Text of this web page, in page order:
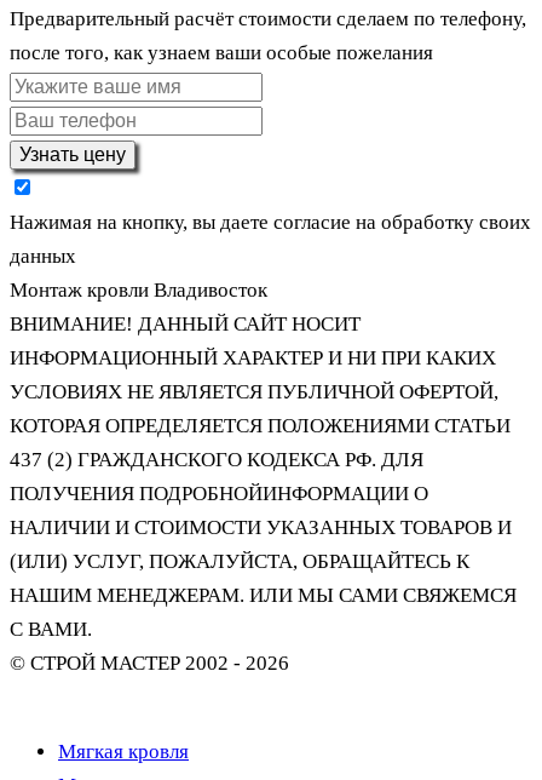
Предварительный расчёт стоимости сделаем по телефону,
после того, как узнаем ваши особые пожелания
Узнать цену
Нажимая на кнопку, вы даете согласие на обработку своих
данных
Монтаж кровли Владивосток
ВНИМАНИЕ! ДАННЫЙ САЙТ НОСИТ
ИНФОРМАЦИОННЫЙ ХАРАКТЕР И НИ ПРИ КАКИХ
УСЛОВИЯХ НЕ ЯВЛЯЕТСЯ ПУБЛИЧНОЙ ОФЕРТОЙ,
КОТОРАЯ ОПРЕДЕЛЯЕТСЯ ПОЛОЖЕНИЯМИ СТАТЬИ
437 (2) ГРАЖДАНСКОГО КОДЕКСА РФ. ДЛЯ
ПОЛУЧЕНИЯ ПОДРОБНОЙИНФОРМАЦИИ О
НАЛИЧИИ И СТОИМОСТИ УКАЗАННЫХ ТОВАРОВ И
(ИЛИ) УСЛУГ, ПОЖАЛУЙСТА, ОБРАЩАЙТЕСЬ К
НАШИМ МЕНЕДЖЕРАМ. ИЛИ МЫ САМИ СВЯЖЕМСЯ
С ВАМИ.
© СТРОЙ МАСТЕР 2002 - 2026
Мягкая кровля